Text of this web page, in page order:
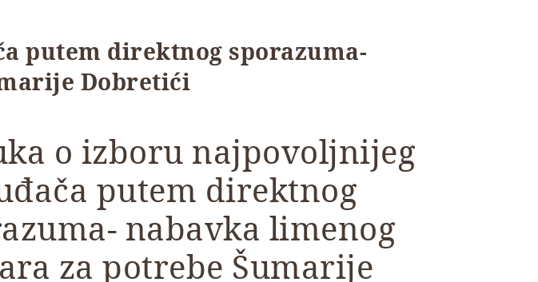
putem direktnog sporazuma-
Dobretići
o izboru najpovoljnijeg
putem direktnog
nabavka limenog
za potrebe Šumarije